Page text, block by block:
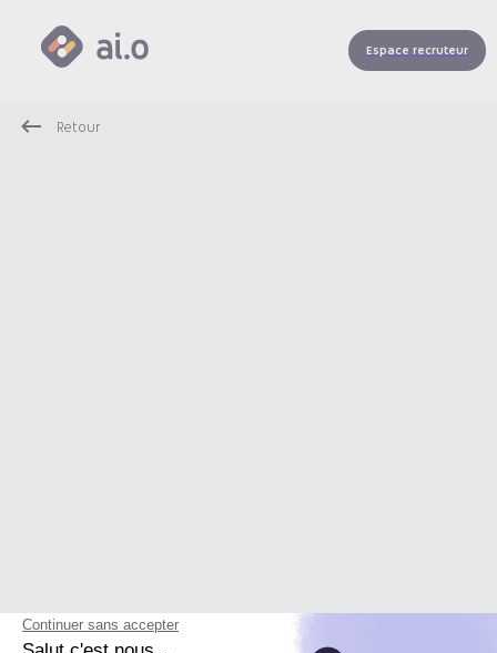
Espace recruteur
Retour